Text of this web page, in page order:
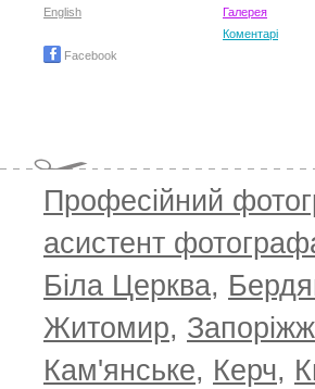
English
Facebook
Галерея
Коментарі
Професійний
асистент
Біла Церква,
Житомир,
Кам'янське, Керч,